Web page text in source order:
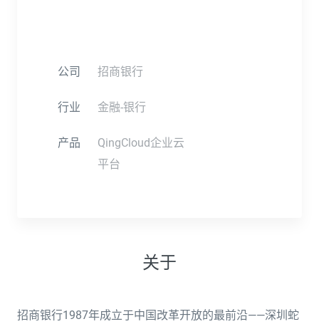
公司 招商银行
行业 金融-银行
产品
QingCloud企业云
平台
关于
招商银行1987年成立于中国改革开放的最前沿——深圳蛇